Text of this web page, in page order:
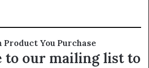
Product You Purchase
to our mailing list to